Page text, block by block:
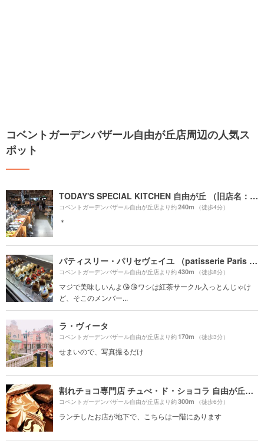
コベントガーデンバザール自由が丘店周辺の人気ス
ポット
TODAY'S SPECIAL KITCHEN 自由が丘 （旧店名：TODAY'S TABLE）
コベントガーデンバザール自由が丘店より約240m （徒歩4分）
＊
パティスリー・パリセヴェイユ （patisserie Paris S'eveille）
コベントガーデンバザール自由が丘店より約430m （徒歩8分）
マジで美味しいんよ😘😘ワシは紅茶サークル入っとんじゃけ
ど、そこのメンバー...
ラ・ヴィータ
コベントガーデンバザール自由が丘店より約170m （徒歩3分）
せまいので、写真撮るだけ
割れチョコ専門店 チュべ・ド・ショコラ 自由が丘本店
コベントガーデンバザール自由が丘店より約300m （徒歩6分）
ランチしたお店が地下で、こちらは一階にあります